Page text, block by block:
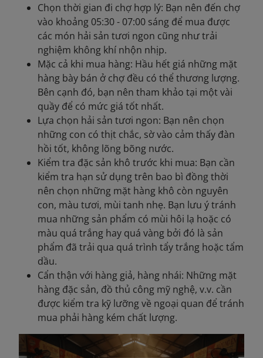
Chọn thời gian đi chợ hợp lý: Bạn nên đến chợ
vào khoảng 05:30 - 07:00 sáng để mua được
các món hải sản tươi ngon cũng như trải
nghiệm không khí nhộn nhịp.
Mặc cả khi mua hàng: Hầu hết giá những mặt
hàng bày bán ở chợ đều có thể thương lượng.
Bên cạnh đó, bạn nên tham khảo tại một vài
quầy để có mức giá tốt nhất.
Lựa chọn hải sản tươi ngon: Bạn nên chọn
những con có thịt chắc, sờ vào cảm thấy đàn
hồi tốt, không lõng bõng nước.
Kiểm tra đặc sản khô trước khi mua: Bạn cần
kiểm tra hạn sử dụng trên bao bì đồng thời
nên chọn những mặt hàng khô còn nguyên
con, màu tươi, mùi tanh nhẹ. Bạn lưu ý tránh
mua những sản phẩm có mùi hôi lạ hoặc có
màu quá trắng hay quá vàng bởi đó là sản
phẩm đã trải qua quá trình tẩy trắng hoặc tẩm
dầu.
Cẩn thận với hàng giả, hàng nhái: Những mặt
hàng đặc sản, đồ thủ công mỹ nghệ, v.v. cần
được kiểm tra kỹ lưỡng về ngoại quan để tránh
mua phải hàng kém chất lượng.